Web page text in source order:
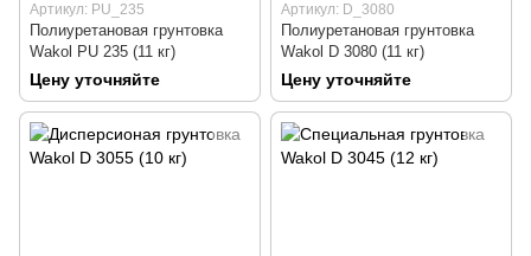
Артикул: PU_235
Полиуретановая грунтовка
Wakol PU 235 (11 кг)
Цену уточняйте
Артикул: D_3080
Полиуретановая грунтовка
Wakol D 3080 (11 кг)
Цену уточняйте